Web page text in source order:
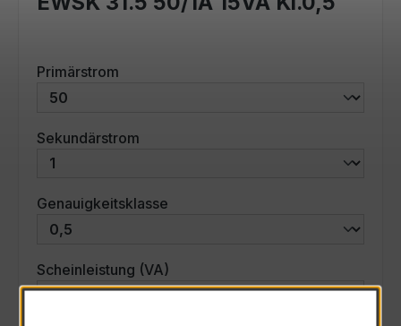
Primärstrom
Sekundärstrom
Genauigkeitsklasse
Scheinleistung (VA)